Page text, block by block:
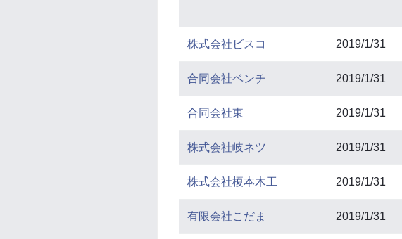
株式会社ビスコ 2019/1/31
合同会社ベンチ 2019/1/31
合同会社東 2019/1/31
株式会社岐ネツ 2019/1/31
株式会社榎本木工 2019/1/31
有限会社こだま 2019/1/31